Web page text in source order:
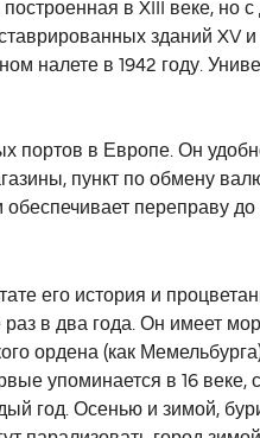
в XIII веке, но
зданий XV
налете в 1942 году.
портов в Европе. Он
пункт по обмену
переправу
его история и
в два года. Он имеет
ордена (как Мемельбурга)
упоминается в 16 веке,
год. Осенью и зимой,